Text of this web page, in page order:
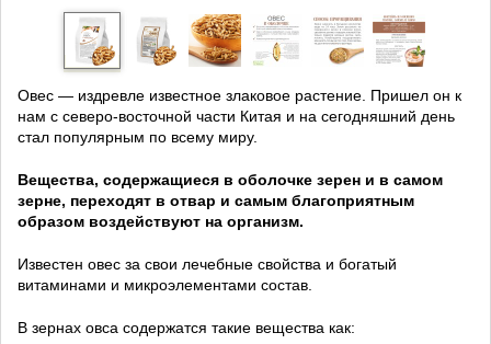
Овес — издревле известное злаковое растение. Пришел он к
нам с северо-восточной части Китая и на сегодняшний день
стал популярным по всему миру.
Вещества, содержащиеся в оболочке зерен и в самом
зерне, переходят в отвар и самым благоприятным
образом воздействуют на организм.
Известен овес за свои лечебные свойства и богатый
витаминами и микроэлементами состав.
В зернах овса содержатся такие вещества как: